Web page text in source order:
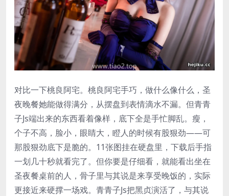
对比一下桃良阿宅。桃良阿宅手巧，做什么像什么，圣
夜晚餐她能做得满分，从摆盘到表情滴水不漏。但青青
子Js端出来的东西看着像样，底下全是手忙脚乱。瘦，
个子不高，脸小，眼睛大，瞪人的时候有股狠劲——可
那股狠劲底下是脆的。11张图挂在硬盘里，下载后手指
一划几十秒就看完了。但你要是仔细看，就能看出坐在
圣夜餐桌前的人，骨子里与其说是来享受晚饭的，实际
更接近来硬撑一场戏。青青子Js把黑贞演活了，与其说